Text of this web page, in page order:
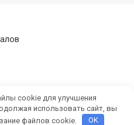
cookie для улучшения
использовать сайт, вы
файлов cookie.
OK